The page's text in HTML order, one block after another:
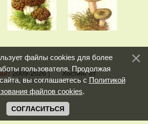
2009-2026|
Хостинг от
файлы cookies для более
пользователя. Продолжая
вы соглашаетесь с Политикой
файлов cookies.
СОГЛАСИТЬСЯ